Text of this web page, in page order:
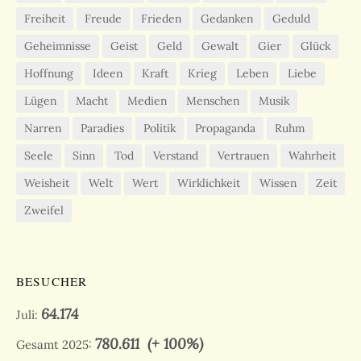
Freiheit Freude Frieden Gedanken
Geduld
Geheimnisse
Geist Geld Gewalt Gier
Glück
Hoffnung
Ideen Kraft Krieg Leben
Liebe
Lügen
Macht Medien Menschen
Musik
Narren
Paradies Politik Propaganda
Ruhm
Seele
Sinn Tod Verstand Vertrauen
Wahrheit
Weisheit
Welt Wert Wirklichkeit Wissen
Zeit
Zweifel
BESUCHER
Juli: 64.174
Gesamt 2025: 780.611(+ 100%)